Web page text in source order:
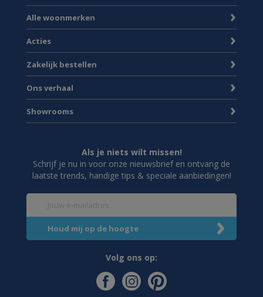
Alle woonmerken
Acties
Zakelijk bestellen
Ons verhaal
Showrooms
Als je niets wilt missen!
Schrijf je nu in voor onze nieuwsbrief en ontvang de
laatste trends, handige tips & speciale aanbiedingen!
Volg ons op: